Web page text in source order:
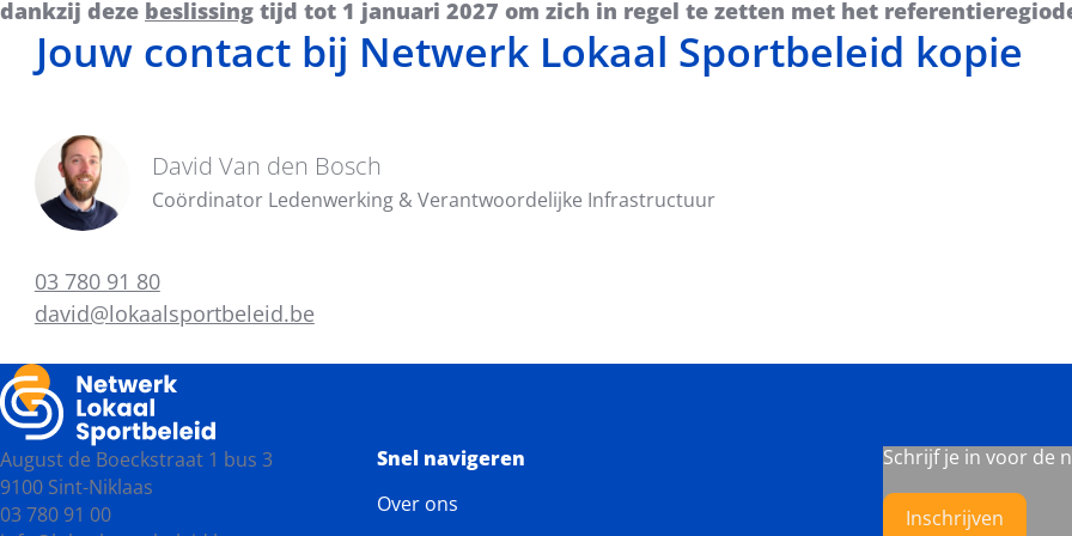
dankzij deze beslissing tijd tot 1 januari 2027 om zich in regel te zetten met het
Jouw contact bij Netwerk Lokaal Sportbeleid kopie
David Van den Bosch
Coördinator Ledenwerking & Verantwoordelijke Infrastructuur
03 780 91 80
david@lokaalsportbeleid.be
August de Boeckstraat 1 bus 3
9100 Sint-Niklaas
03 780 91 00
Snel navigeren
Over ons
Schrijf je in voor de
Inschrijven